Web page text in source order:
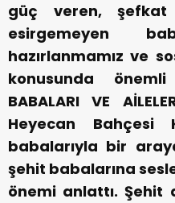
güç veren,
esirgemeyen
hazırlanmamız ve
konusunda
BABALARI VE
Heyecan Bahçesi
babalarıyla bir
şehit babalarına
önemi anlattı.Şehit